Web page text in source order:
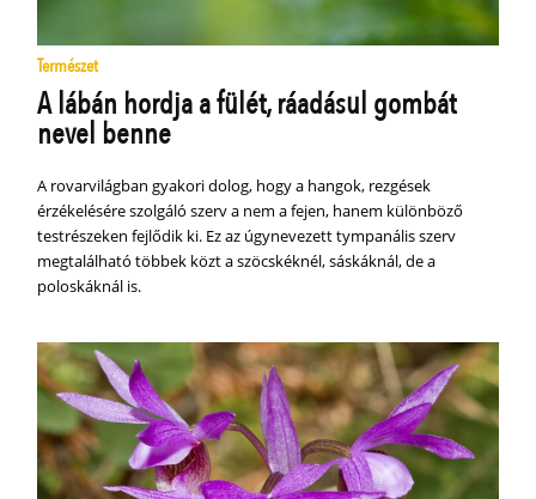
Természet
A lábán hordja a fülét, ráadásul gombát
nevel benne
A rovarvilágban gyakori dolog, hogy a hangok, rezgések
érzékelésére szolgáló szerv a nem a fejen, hanem különböző
testrészeken fejlődik ki. Ez az úgynevezett tympanális szerv
megtalálható többek közt a szöcskéknél, sáskáknál, de a
poloskáknál is.